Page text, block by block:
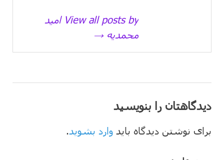
View all posts by امید
محمدیه →
دیدگاهتان را بنویسید
برای نوشتن دیدگاه باید وارد بشوید.